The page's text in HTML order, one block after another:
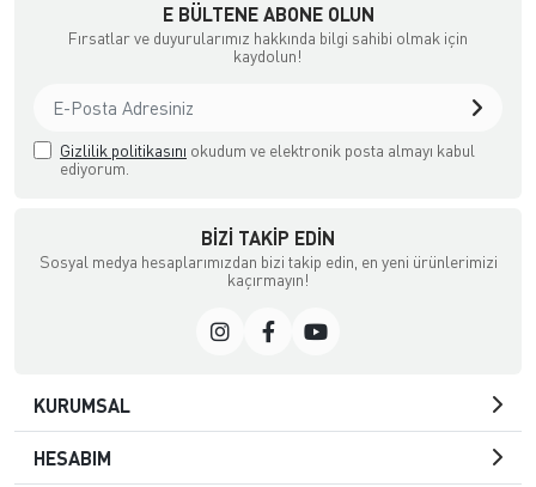
E BÜLTENE ABONE OLUN
Fırsatlar ve duyurularımız hakkında bilgi sahibi olmak için
kaydolun!
Gizlilik politikasını okudum ve elektronik posta almayı kabul
ediyorum.
BIZI TAKIP EDIN
Sosyal medya hesaplarımızdan bizi takip edin, en yeni ürünlerimizi
kaçırmayın!
KURUMSAL
HESABIM